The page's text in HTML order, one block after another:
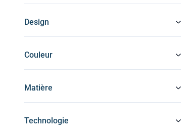
Design
Couleur
Matière
Technologie